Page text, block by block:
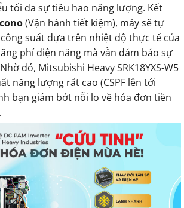
tối đa sự tiêu hao năng lượng. Kết
(Vận hành tiết kiệm), máy sẽ tự
suất dựa trên nhiệt độ thực tế của
phí điện năng mà vẫn đảm bảo sự
đó, Mitsubishi Heavy SRK18YXS-W5
năng lượng rất cao (CSPF lên tới
bạn giảm bớt nỗi lo về hóa đơn tiền